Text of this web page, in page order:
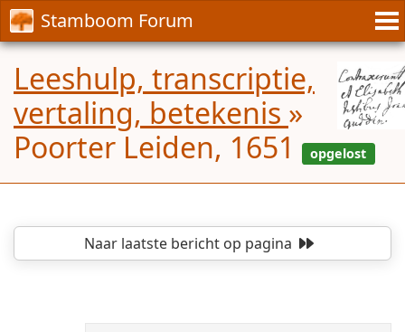
Stamboom Forum
Leeshulp, transcriptie,
vertaling, betekenis »
Poorter Leiden, 1651
Naar laatste berichtop pagina